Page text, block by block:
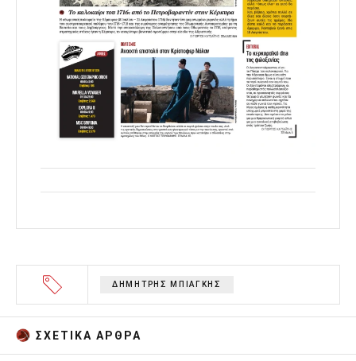
ΔΗΜΗΤΡΗΣ ΜΠΙΑΓΚΗΣ
ΣΧΕΤΙΚA AΡΘΡΑ